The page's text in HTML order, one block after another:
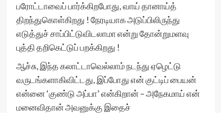
பரோட்டாவைப் பார்க்கிறபோது, வாய் தானாய்த்
திறந்துகொள்கிறது ! நேரடியாக அடுப்பிலிருந்து
எடுத்துச் சாப்பிட்டுவிடலாமா என்று தோன்றுமளவு
புத்தி தறிகெட்டுப் பறக்கிறது !
ஆச்சு, இந்த கலாட்டாவெல்லாம் நடந்து ஏழெட்டு
வருடங்களாகிவிட்டது, இப்போது என் குட்டிப் பையன்
என்னை ‘குண்டு அப்பா’ என்கிறான் – அநேகமாய் என்
மனைவிதான் அவனுக்கு இதைச்